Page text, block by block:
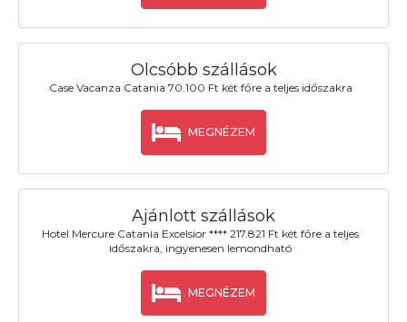
Olcsóbb szállások
Case Vacanza Catania 70.100 Ft két főre a teljes időszakra
MEGNÉZEM
Ajánlott szállások
Hotel Mercure Catania Excelsior **** 217.821 Ft két főre a teljes
időszakra, ingyenesen lemondható
MEGNÉZEM